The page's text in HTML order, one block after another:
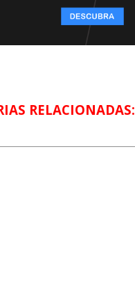
RELACIONADAS: